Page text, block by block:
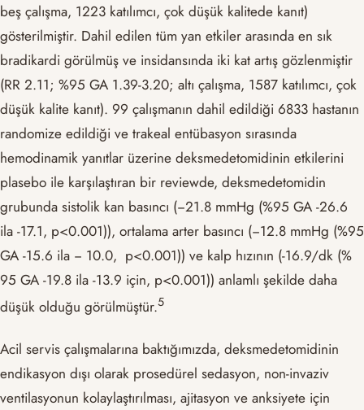
beş çalışma, 1223 katılımcı, çok düşük kalitede kanıt)
gösterilmiştir. Dahil edilen tüm yan etkiler arasında en sık
bradikardi görülmüş ve insidansında iki kat artış gözlenmiştir
(RR 2.11; %95 GA 1.39-3.20; altı çalışma, 1587 katılımcı, çok
düşük kalite kanıt). 99 çalışmanın dahil edildiği 6833 hastanın
randomize edildiği ve trakeal entübasyon sırasında
hemodinamik yanıtlar üzerine deksmedetomidinin etkilerini
plasebo ile karşılaştıran bir reviewde, deksmedetomidin
grubunda sistolik kan basıncı (−21.8 mmHg (%95 GA -26.6
ila -17.1, p<0.001)), ortalama arter basıncı (−12.8 mmHg (%95
GA -15.6 ila − 10.0, p<0.001)) ve kalp hızının (-16.9/dk (%
95 GA -19.8 ila -13.9 için, p<0.001)) anlamlı şekilde daha
düşük olduğu görülmüştür.​5​
Acil servis çalışmalarına baktığımızda, deksmedetomidinin
endikasyon dışı olarak prosedürel sedasyon, non-invaziv
ventilasyonun kolaylaştırılması, ajitasyon ve anksiyete için